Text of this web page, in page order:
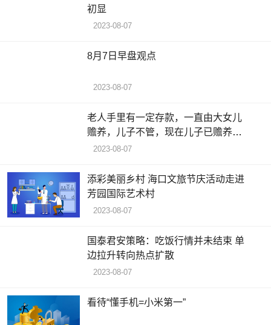
初显
2023-08-07
8月7日早盘观点
2023-08-07
老人手里有一定存款，一直由大女儿
赡养，儿子不管，现在儿子已赡养父
母为由
2023-08-07
添彩美丽乡村 海口文旅节庆活动走进
芳园国际艺术村
2023-08-07
国泰君安策略：吃饭行情并未结束 单
边拉升转向热点扩散
2023-08-07
看待“懂手机=小米第一”